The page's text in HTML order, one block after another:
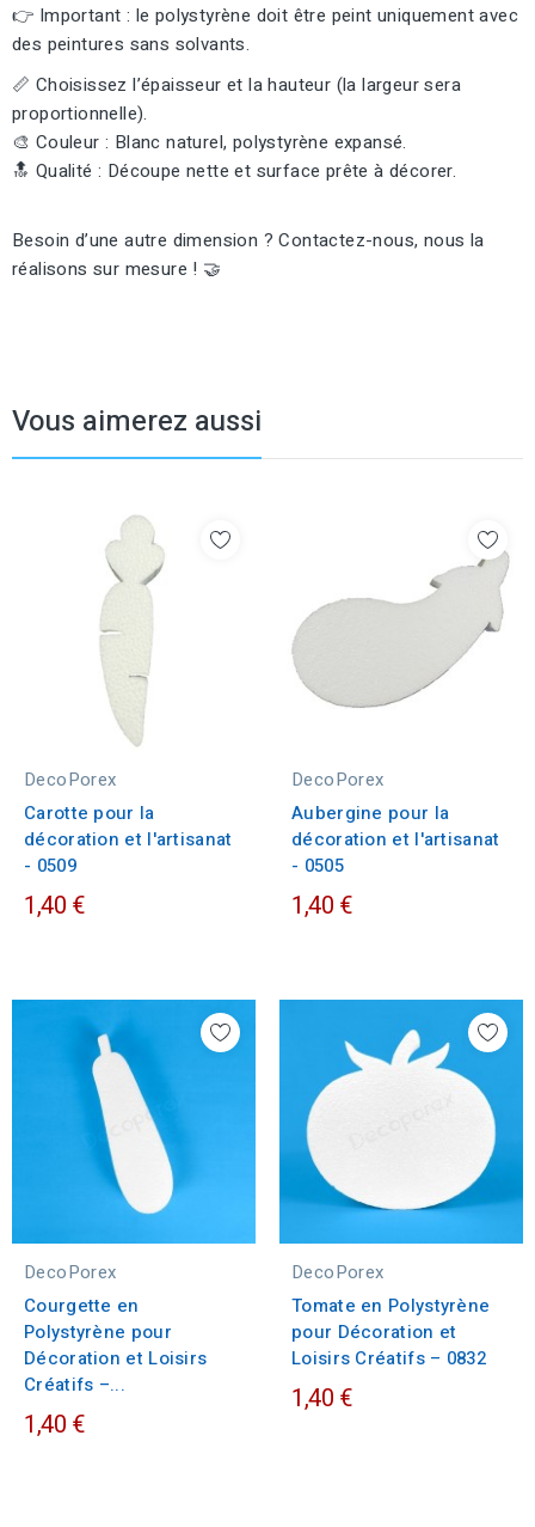
👉 Important : le polystyrène doit être peint uniquement avec
des peintures sans solvants.
📏 Choisissez l’épaisseur et la hauteur (la largeur sera
proportionnelle).
🎨 Couleur : Blanc naturel, polystyrène expansé.
🔝 Qualité : Découpe nette et surface prête à décorer.
Besoin d’une autre dimension ? Contactez-nous, nous la
réalisons sur mesure ! 🤝
Vous aimerez aussi
DecoPorex
Carotte pour la
décoration et l'artisanat
- 0509
1,40 €
DecoPorex
Aubergine pour la
décoration et l'artisanat
- 0505
1,40 €
DecoPorex
Courgette en
Polystyrène pour
Décoration et Loisirs
Créatifs –...
1,40 €
DecoPorex
Tomate en Polystyrène
pour Décoration et
Loisirs Créatifs – 0832
1,40 €